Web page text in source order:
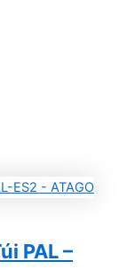
PAL –